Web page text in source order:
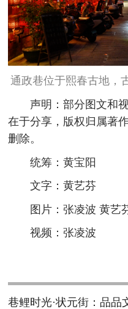
通政巷位于熙春古地，
声明：部分图文和
在于分享，版权归属著
删除。
统筹：黄宝阳
文字：黄艺芬
图片：张凌波 黄艺
视频：张凌波
巷鲤时光·状元街：品品